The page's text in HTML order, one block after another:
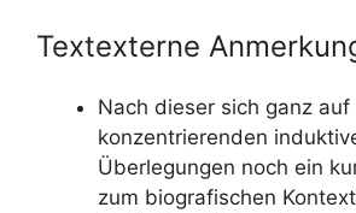
Textexterne
Nach dieser sich ganz
konzentrierenden
Überlegungen noch ein
zum biografischen